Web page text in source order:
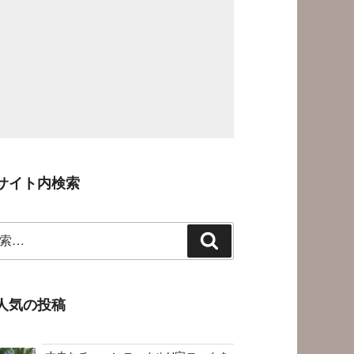
イト内検索
索
気の投稿